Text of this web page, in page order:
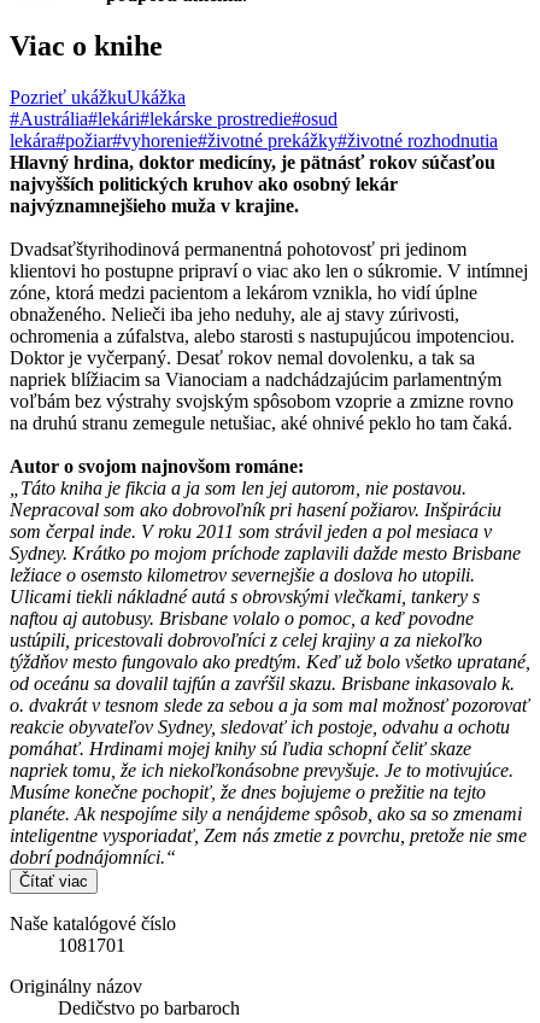
Viac o knihe
Pozrieť ukážkuUkážka
#Austrália#lekári#lekárske prostredie#osud
lekára#požiar#vyhorenie#životné prekážky#životné rozhodnutia
Hlavný hrdina, doktor medicíny, je pätnásť rokov súčasťou
najvyšších politických kruhov ako osobný lekár
najvýznamnejšieho muža v krajine.
Dvadsaťštyrihodinová permanentná pohotovosť pri jedinom
klientovi ho postupne pripraví o viac ako len o súkromie. V intímnej
zóne, ktorá medzi pacientom a lekárom vznikla, ho vidí úplne
obnaženého. Nelieči iba jeho neduhy, ale aj stavy zúrivosti,
ochromenia a zúfalstva, alebo starosti s nastupujúcou impotenciou.
Doktor je vyčerpaný. Desať rokov nemal dovolenku, a tak sa
napriek blížiacim sa Vianociam a nadchádzajúcim parlamentným
voľbám bez výstrahy svojským spôsobom vzoprie a zmizne rovno
na druhú stranu zemegule netušiac, aké ohnivé peklo ho tam čaká.
Autor o svojom najnovšom románe:
„Táto kniha je fikcia a ja som len jej autorom, nie postavou.
Nepracoval som ako dobrovoľník pri hasení požiarov. Inšpiráciu
som čerpal inde. V roku 2011 som strávil jeden a pol mesiaca v
Sydney. Krátko po mojom príchode zaplavili dažde mesto Brisbane
ležiace o osemsto kilometrov severnejšie a doslova ho utopili.
Ulicami tiekli nákladné autá s obrovskými vlečkami, tankery s
naftou aj autobusy. Brisbane volalo o pomoc, a keď povodne
ustúpili, pricestovali dobrovoľníci z celej krajiny a za niekoľko
týždňov mesto fungovalo ako predtým. Keď už bolo všetko upratané,
od oceánu sa dovalil tajfún a zavŕšil skazu. Brisbane inkasovalo k.
o. dvakrát v tesnom slede za sebou a ja som mal možnosť pozorovať
reakcie obyvateľov Sydney, sledovať ich postoje, odvahu a ochotu
pomáhať. Hrdinami mojej knihy sú ľudia schopní čeliť skaze
napriek tomu, že ich niekoľkonásobne prevyšuje. Je to motivujúce.
Musíme konečne pochopiť, že dnes bojujeme o prežitie na tejto
planéte. Ak nespojíme sily a nenájdeme spôsob, ako sa so zmenami
inteligentne vysporiadať, Zem nás zmetie z povrchu, pretože nie sme
dobrí podnájomníci.“
Čítať viac
Naše katalógové číslo
1081701
Originálny názov
Dedičstvo po barbaroch